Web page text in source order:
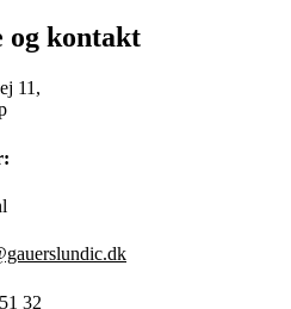
og kontakt
11,
32